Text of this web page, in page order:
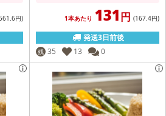
.6円) 1本あたり 131円 (167.4円)
発送3日前後
残 35 13 0